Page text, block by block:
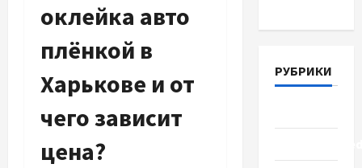
оклейка авто
плёнкой в
Харькове и от
чего зависит
цена?
РУБРИКИ